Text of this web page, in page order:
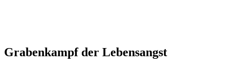
Grabenkampf der Lebensangst